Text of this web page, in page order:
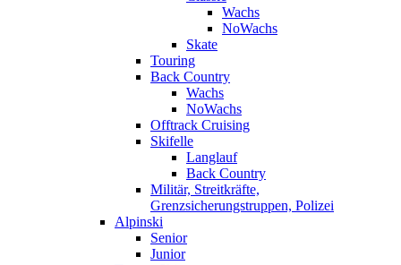
Wachs
NoWachs
Skate
Touring
Back Country
Wachs
NoWachs
Offtrack Cruising
Skifelle
Langlauf
Back Country
Militär, Streitkräfte,
Grenzsicherungstruppen, Polizei
Alpinski
Senior
Junior